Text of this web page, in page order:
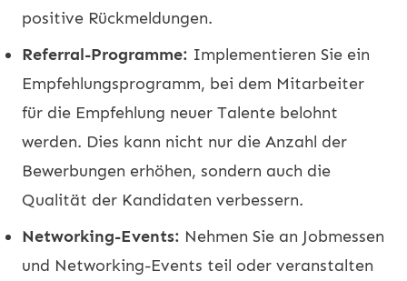
positive Rückmeldungen.
Referral-Programme: Implementieren Sie ein
Empfehlungsprogramm, bei dem Mitarbeiter
für die Empfehlung neuer Talente belohnt
werden. Dies kann nicht nur die Anzahl der
Bewerbungen erhöhen, sondern auch die
Qualität der Kandidaten verbessern.
Networking-Events: Nehmen Sie an Jobmessen
und Networking-Events teil oder veranstalten